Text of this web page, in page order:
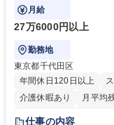
ている部署です。
月給
27万6000円以上
勤務地
東京都千代田区
年間休日120日以上
介護休暇あり
月平均
住宅手当あり
仕事の内容